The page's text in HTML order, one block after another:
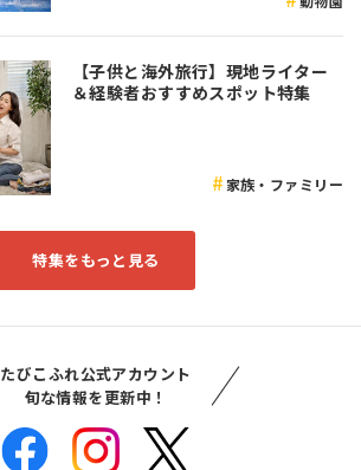
【子供と海外旅行】現地ライター
＆経験者おすすめスポット特集
家族・ファミリー
特集をもっと見る
たびこふれ公式アカウント
旬な情報を更新中！